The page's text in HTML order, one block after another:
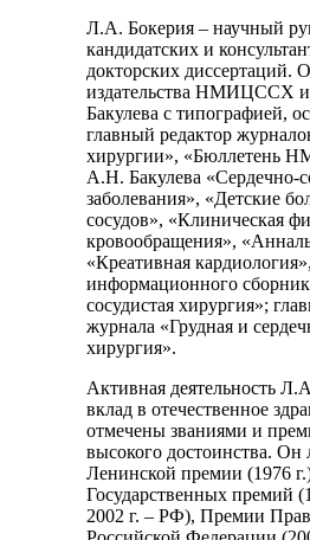
Л.А. Бокерия – научный
кандидатских и
докторских диссертаций.
издательства НМИЦССХ
Бакулева с типографией,
главный редактор
хирургии», «Бюллетень
А.Н. Бакулева «Сердечно-
заболевания», «Детские
сосудов», «Клиническая
кровообращения»,
«Креативная кардиология»,
информационного
сосудистая хирургия»;
журнала «Грудная и
хирургия».
Активная деятельность
вклад в отечественное
отмечены званиями и
высокого достоинства. Он
Ленинской премии (1976
Государственных премий
2002 г. – РФ), Премии